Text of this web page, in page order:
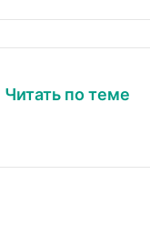
Читать по теме